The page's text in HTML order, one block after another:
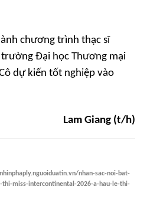
chương trình thạc sĩ
Đại học Thương mại
dự kiến tốt nghiệp vào
Lam Giang (t/h)
nhan-sac-noi-bat-
miss-intercontinental-2026-a-hau-le-thi-